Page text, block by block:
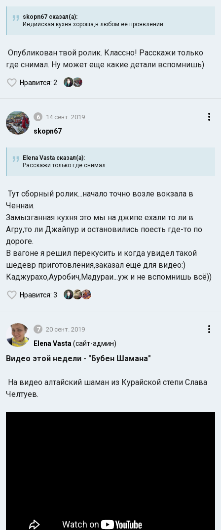
skopn67 сказал(а):
Индийская кухня хороша,в любом её проявлении
Опубликован твой ролик. Классно! Расскажи только
где снимал. Ну может еще какие детали вспомнишь)
Нравится: 2
6 14 сент. 2019
skopn67
Elena Vasta сказал(а):
Расскажи только где снимал.
Тут сборный ролик...начало точно возле вокзала в
Ченнаи.
Замызганная кухня это мы на джипе ехали то ли в
Агру,то ли Джайпур и остановились поесть где-то по
дороге.
В вагоне я решил перекусить и когда увидел такой
шедевр приготовления,заказал ещё для видео:)
Каджурахо,Ауробич,Мадураи...уж и не вспомнишь всё))
Нравится: 3
7 20 сент. 2019
Elena Vasta (сайт-админ)
Видео этой недели - "Бубен Шамана"
На видео алтайский шаман из Курайской степи Слава
Челтуев.